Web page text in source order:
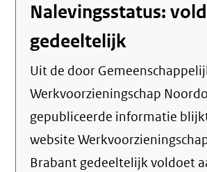
Nalevingsstatus:
gedeeltelijk
Uit de door Gemeenschappelijke regeling
Werkvoorzieningschap
gepubliceerde informatie
website
Brabant gedeeltelijk voldoet